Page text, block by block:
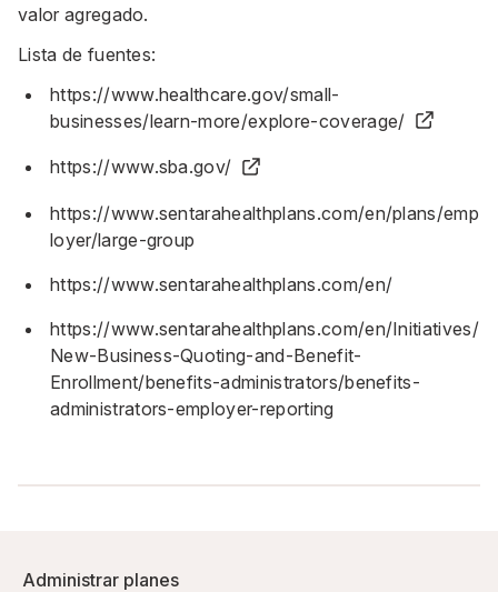
valor agregado.
Lista de fuentes:
https://www.healthcare.gov/small-
businesses/learn-more/explore-coverage/
https://www.sba.gov/
https://www.sentarahealthplans.com/en/plans/emp
loyer/large-group
https://www.sentarahealthplans.com/en/
https://www.sentarahealthplans.com/en/Initiatives/
New-Business-Quoting-and-Benefit-
Enrollment/benefits-administrators/benefits-
administrators-employer-reporting
Administrar planes